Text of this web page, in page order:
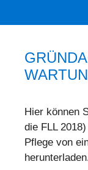
Hier können
die FLL
Pflege von